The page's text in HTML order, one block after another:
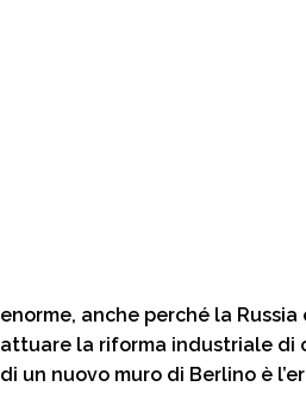
enorme, anche perché la
attuare la riforma industriale di
di un nuovo muro di Berlino è